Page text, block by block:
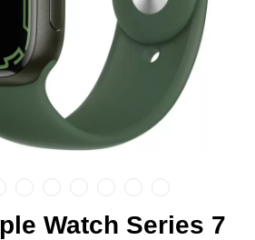
Watch Series 7